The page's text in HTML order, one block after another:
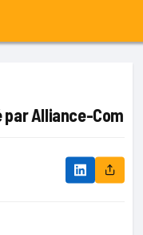
Alliance-Com